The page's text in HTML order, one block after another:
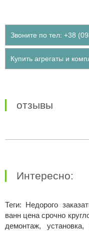
Звоните по тел: +38
Купить агрегаты и
отзывы
Интересно:
Теги: Недорого
ванн цена срочно
демонтаж,